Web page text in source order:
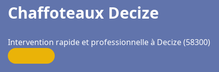
Chaffoteaux Decize
Intervention rapide et professionnelle à Decize (58300)